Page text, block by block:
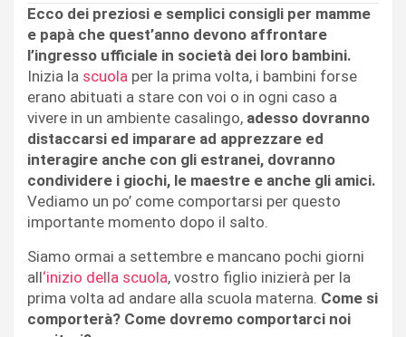
Ecco dei preziosi e semplici consigli per mamme
e papà che quest’anno devono affrontare
l’ingresso ufficiale in società dei loro bambini.
Inizia la scuola per la prima volta, i bambini forse
erano abituati a stare con voi o in ogni caso a
vivere in un ambiente casalingo, adesso dovranno
distaccarsi ed imparare ad apprezzare ed
interagire anche con gli estranei, dovranno
condividere i giochi, le maestre e anche gli amici.
Vediamo un po’ come comportarsi per questo
importante momento dopo il salto.
Siamo ormai a settembre e mancano pochi giorni
all‘inizio della scuola, vostro figlio inizierà per la
prima volta ad andare alla scuola materna. Come si
comporterà? Come dovremo comportarci noi